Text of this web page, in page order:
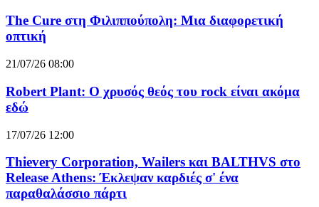
The Cure στη Φιλιππούπολη: Μια διαφορετική
οπτική
21/07/26 08:00
Robert Plant: Ο χρυσός θεός του rock είναι ακόμα
εδώ
17/07/26 12:00
Thievery Corporation, Wailers και BALTHVS στο
Release Athens: Έκλεψαν καρδιές σ' ένα
παραθαλάσσιο πάρτι